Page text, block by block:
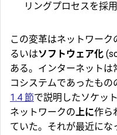
リングプロセスを採用
この変革はネットワーク
るいはソフトウェア化
ある。インターネット
コシステムであったも
1.4 節で説明したソケッ
ネットワークの上に作ら
ていた。それが最近にな